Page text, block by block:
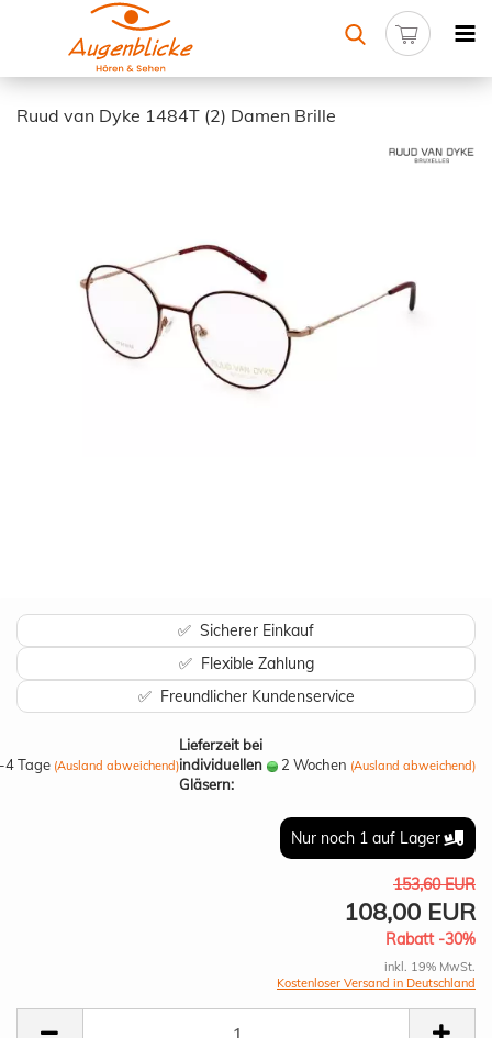
Ruud van Dyke 1484T (2) Damen Brille
✅ Sicherer Einkauf
✅ Flexible Zahlung
✅ Freundlicher Kundenservice
4 Tage (Ausland abweichend)
Lieferzeit bei
individuellen
Gläsern:
2 Wochen (Ausland abweichend)
Nur noch 1 auf Lager
153,60 EUR
108,00 EUR
Rabatt -30%
inkl. 19% MwSt.
Kostenloser Versand in Deutschland